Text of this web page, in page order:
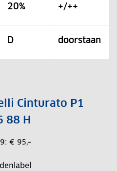
20% +/++
D doorstaan
Cinturato P1
88 H
€ 95,-